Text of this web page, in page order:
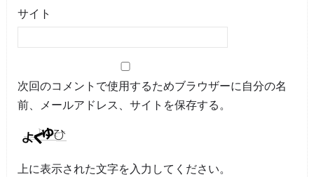
サイト
次回のコメントで使用するためブラウザーに自分の名
前、メールアドレス、サイトを保存する。
上に表示された文字を入力してください。